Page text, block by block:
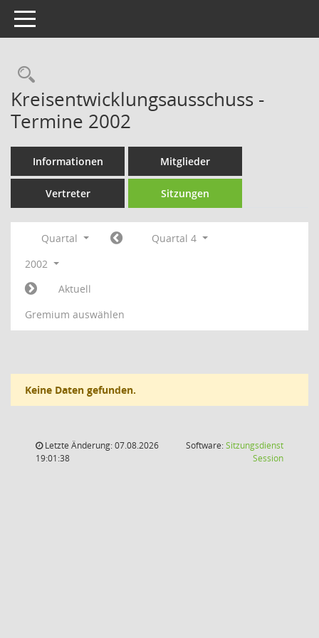
Toggle navigation
Rechercheauswahl
Kreisentwicklungsausschuss -
Termine 2002
Informationen Mitglieder
Vertreter Sitzungen
Quartal
Quartal 4
2002
Aktuell
Gremium auswählen
Keine Daten gefunden.
Letzte Änderung: 07.08.2026
19:01:38
Software:Sitzungsdienst
Session(Wird in